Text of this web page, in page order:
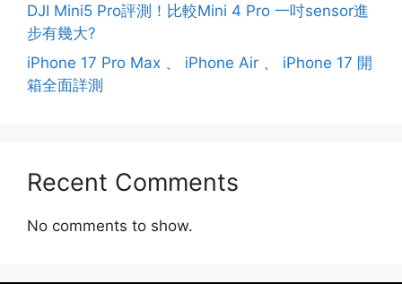
DJI Mini5 Pro評測！比較Mini 4 Pro 一吋sensor進
步有幾大?
iPhone 17 Pro Max 、 iPhone Air 、 iPhone 17 開
箱全面詳測
Recent Comments
No comments to show.